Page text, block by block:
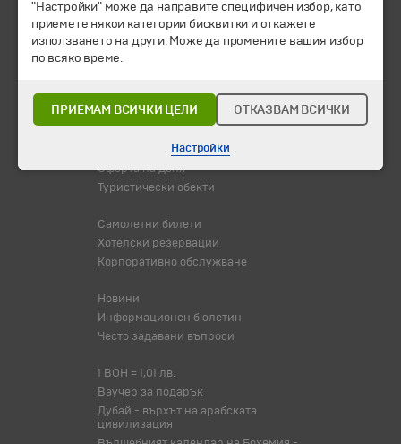
Календар
Всички програми от А до Я
Горещи оферти
Потвърдени дати
Оферта на деня
Туристически обекти
Самолетни билети
Хотелски резервации
Корпоративно обслужване
Новини
Информационен бюлетин
Често задавани въпроси
1 BOH = 1,01 лв.
Ваучер за подарък
Дубай - върхът на арабската
цивилизация
"Настройки" може да направите специфичен избор, като
приемете някои категории бисквитки и откажете
използването на други. Може да промените вашия избор
по всяко време.
ПРИЕМАМ ВСИЧКИ ЦЕЛИ ОТКАЗВАМ ВСИЧКИ
Настройки